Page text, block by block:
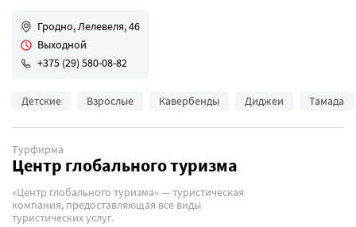
Гродно, Лелевеля, 46
Выходной
+375 (29) 580-08-82
Детские Взрослые Кавербенды Диджеи Тамада
Турфирма
Центр глобального туризма
«Центр глобального туризма» — туристическая
компания, предоставляющая все виды
туристических услуг.